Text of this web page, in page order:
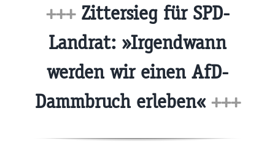
+++Zittersieg für SPD-
Landrat: »Irgendwann
werden wir einen AfD-
Dammbruch erleben« +++